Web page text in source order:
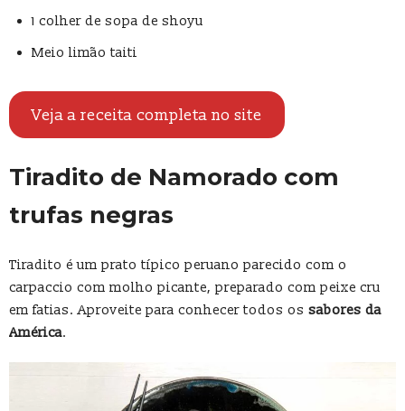
1 colher de sopa de shoyu
Meio limão taiti
Veja a receita completa no site
Tiradito de Namorado com
trufas negras
Tiradito é um prato típico peruano parecido com o
carpaccio com molho picante, preparado com peixe cru
em fatias. Aproveite para conhecer todos os sabores da
América.